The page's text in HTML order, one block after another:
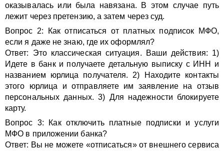
оказывалась или была навязана. В этом случае путь
лежит через претензию, а затем через суд.
Вопрос 2: Как отписаться от платных подписок МФО,
если я даже не знаю, где их оформлял?
Ответ: Это классическая ситуация. Ваши действия: 1)
Идете в банк и получаете детальную выписку с ИНН и
названием юрлица получателя. 2) Находите контакты
этого юрлица и отправляете им заявление на отзыв
персональных данных. 3) Для надежности блокируете
карту.
Вопрос 3: Как отключить платные подписки и услуги
МФО в приложении банка?
Ответ: Вы не можете «отписаться» от внешнего сервиса